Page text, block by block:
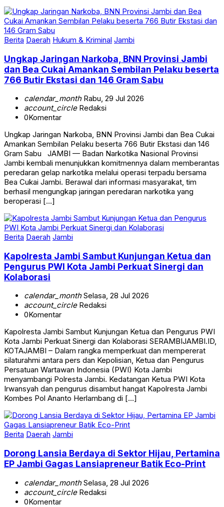
Berita Daerah Hukum & Kriminal Jambi
Ungkap Jaringan Narkoba, BNN Provinsi Jambi
dan Bea Cukai Amankan Sembilan Pelaku beserta
766 Butir Ekstasi dan 146 Gram Sabu
calendar_monthRabu, 29 Jul 2026
account_circleRedaksi
0Komentar
Ungkap Jaringan Narkoba, BNN Provinsi Jambi dan Bea Cukai
Amankan Sembilan Pelaku beserta 766 Butir Ekstasi dan 146
Gram Sabu JAMBI — Badan Narkotika Nasional Provinsi
Jambi kembali menunjukkan komitmennya dalam memberantas
peredaran gelap narkotika melalui operasi terpadu bersama
Bea Cukai Jambi. Berawal dari informasi masyarakat, tim
berhasil mengungkap jaringan peredaran narkotika yang
beroperasi […]
Berita Daerah Jambi
Kapolresta Jambi Sambut Kunjungan Ketua dan
Pengurus PWI Kota Jambi Perkuat Sinergi dan
Kolaborasi
calendar_monthSelasa, 28 Jul 2026
account_circleRedaksi
0Komentar
Kapolresta Jambi Sambut Kunjungan Ketua dan Pengurus PWI
Kota Jambi Perkuat Sinergi dan Kolaborasi SERAMBIJAMBI.ID,
KOTAJAMBI – Dalam rangka memperkuat dan mempererat
silaturahmi antara pers dan Kepolisian, Ketua dan Pengurus
Persatuan Wartawan Indonesia (PWI) Kota Jambi
menyambangi Polresta Jambi. Kedatangan Ketua PWI Kota
Irwansyah dan pengurus disambut hangat Kapolresta Jambi
Kombes Pol Ananto Herlambang di […]
Berita Daerah Jambi
Dorong Lansia Berdaya di Sektor Hijau, Pertamina
EP Jambi Gagas Lansiapreneur Batik Eco-Print
calendar_monthSelasa, 28 Jul 2026
account_circleRedaksi
0Komentar